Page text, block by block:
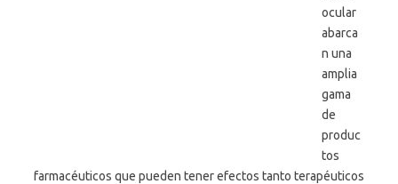
ocular
abarca
n una
amplia
gama
de
produc
tos
farmacéuticos que pueden tener efectos tanto terapéuticos